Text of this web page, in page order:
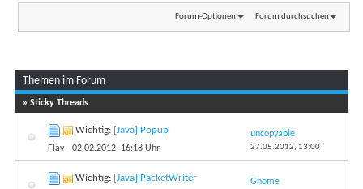
Forum-Optionen Forum durchsuchen
Themen im Forum
» Sticky Threads
Wichtig: [Java] Popup
Flav- 02.02.2012, 16:18 Uhr
uncopyable
27.05.2012, 13:00
Wichtig: [Java] PacketWriter Gnome